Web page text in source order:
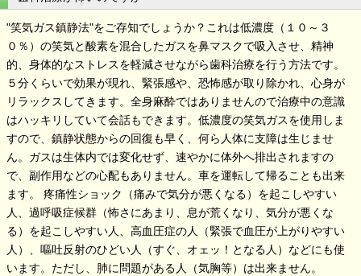
"笑気ガス鎮静法"をご存知でしょうか？これは低濃度（１０～３
０％）の笑気と酸素を混合したガスを鼻マスクで吸入させ、精神
的、身体的なストレスを軽減させながら歯科治療を行う方法です。
５分くらいで効果が現れ、緊張感や、恐怖感が取り除かれ、心身が
リラックスしてきます。全身麻酔ではありませんので治療中の意識
はハッキリしていて会話もできます。低濃度の笑気ガスを使用しま
すので、鎮静状態からの回復も早く、何ら人体に支障は生じませ
ん。ガスは生体内では変化せず、速やかに体外へ排出されますの
で、副作用などの心配もありません。車を運転して帰ることも出来
ます。 疼痛性ショック（痛みで気分が悪くなる）を起こしやすい
人、過呼吸症候群（怖さにあまり、息が荒くなり、気分が悪くな
る）を起こしやすい人、高血圧症の人（緊張で血圧が上がりやすい
人）、嘔吐反射のひどい人（すぐ、オェッ！となる人）などにも使
います。ただし、肺に問題がある人（気胸等）は出来ません。